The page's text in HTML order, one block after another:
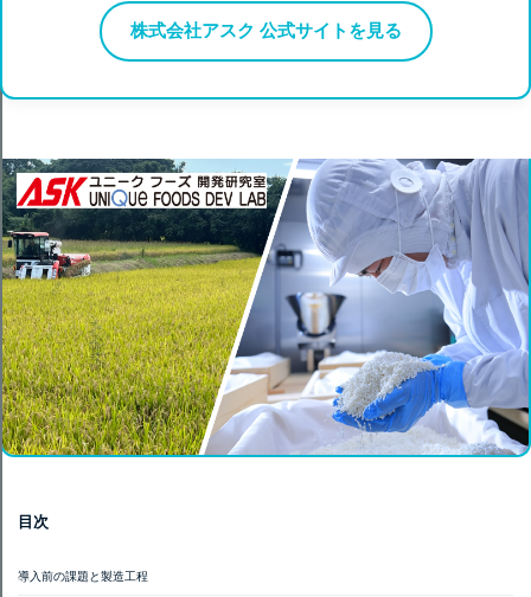
株式会社アスク 公式サイトを見る
目次
導入前の課題と製造工程